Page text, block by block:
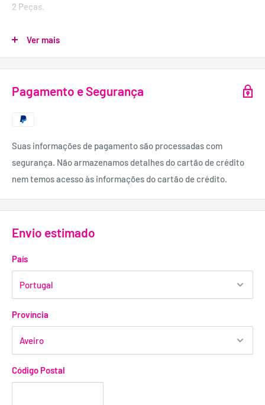
2 Peças.
Robe e tanga.
MATERIAL:
90% Poliéster, 10% Elastano.
Ver mais
Pagamento e Segurança
Suas informações de pagamento são processadas com
segurança. Não armazenamos detalhes do cartão de crédito
nem temos acesso às informações do cartão de crédito.
Envio estimado
País
Província
Código Postal